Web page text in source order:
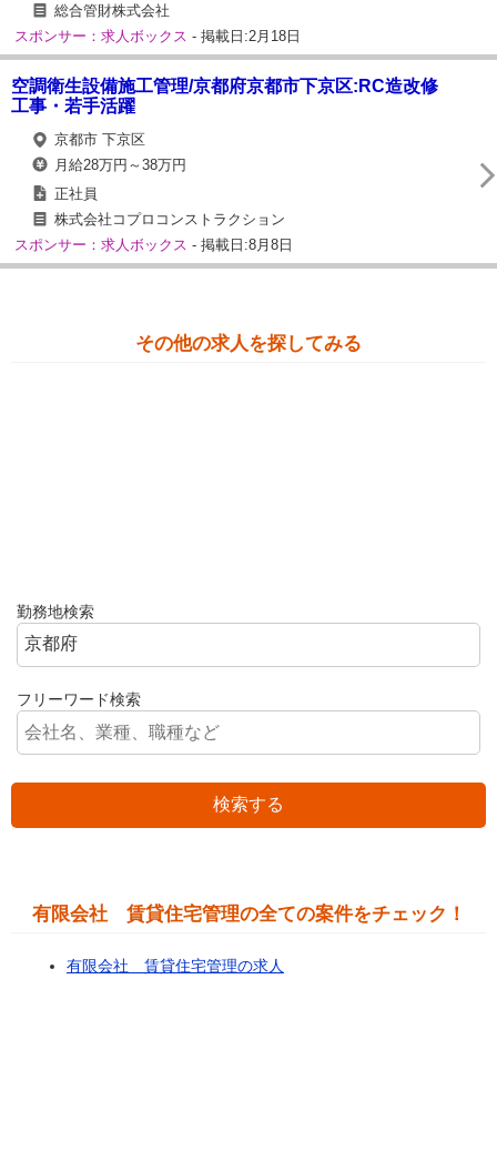
総合管財株式会社
スポンサー：求人ボックス - 掲載日:2月18日
空調衛生設備施工管理/京都府京都市下京区:RC造改修
工事・若手活躍
京都市 下京区
月給28万円～38万円
正社員
株式会社コプロコンストラクション
スポンサー：求人ボックス - 掲載日:8月8日
その他の求人を探してみる
勤務地検索
フリーワード検索
検索する
有限会社 賃貸住宅管理の全ての案件をチェック！
有限会社 賃貸住宅管理の求人